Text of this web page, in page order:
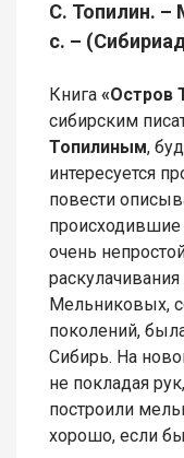
С. Топилин. –
с. –
Книга «Остров
сибирским
Топилиным,
интересуется
повести
происходившие
очень
Мельниковых,
поколений,
Сибирь. На
не покладая
построили
хорошо, если